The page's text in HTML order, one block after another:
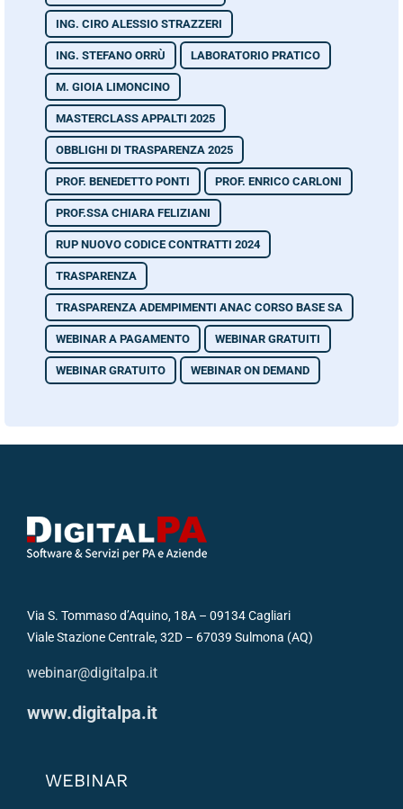
ING. CIRO ALESSIO STRAZZERI
ING. STEFANO ORRÙ LABORATORIO PRATICO
M. GIOIA LIMONCINO
MASTERCLASS APPALTI 2025
OBBLIGHI DI TRASPARENZA 2025
PROF. BENEDETTO PONTI PROF. ENRICO CARLONI
PROF.SSA CHIARA FELIZIANI
RUP NUOVO CODICE CONTRATTI 2024
TRASPARENZA
TRASPARENZA ADEMPIMENTI ANAC CORSO BASE SA
WEBINAR A PAGAMENTO WEBINAR GRATUITI
WEBINAR GRATUITO WEBINAR ON DEMAND
Via S. Tommaso d’Aquino, 18A – 09134 Cagliari
Viale Stazione Centrale, 32D – 67039 Sulmona (AQ)
webinar@digitalpa.it
www.digitalpa.it
WEBINAR